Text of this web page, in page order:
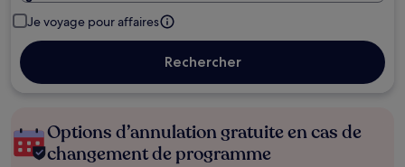
Je voyage pour affaires
Rechercher
Options d’annulation gratuite en cas de
changement de programme